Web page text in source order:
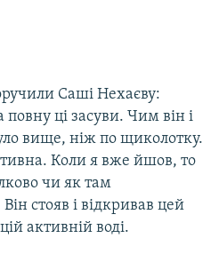
Саші Нехаєву:
ці засуви. Чим він і
вище, ніж по щиколотку.
Коли я вже йшов, то
чи як там
стояв і відкривав цей
активній воді.